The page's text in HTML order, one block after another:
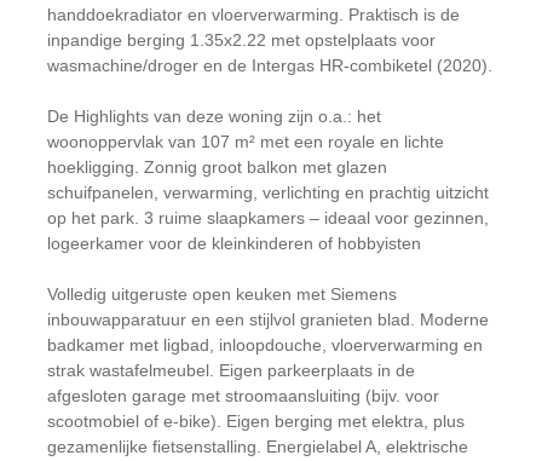
handdoekradiator en vloerverwarming. Praktisch is de
inpandige berging 1.35x2.22 met opstelplaats voor
wasmachine/droger en de Intergas HR-combiketel (2020).
De Highlights van deze woning zijn o.a.: het
woonoppervlak van 107 m² met een royale en lichte
hoekligging. Zonnig groot balkon met glazen
schuifpanelen, verwarming, verlichting en prachtig uitzicht
op het park. 3 ruime slaapkamers – ideaal voor gezinnen,
logeerkamer voor de kleinkinderen of hobbyisten
Volledig uitgeruste open keuken met Siemens
inbouwapparatuur en een stijlvol granieten blad. Moderne
badkamer met ligbad, inloopdouche, vloerverwarming en
strak wastafelmeubel. Eigen parkeerplaats in de
afgesloten garage met stroomaansluiting (bijv. voor
scootmobiel of e-bike). Eigen berging met elektra, plus
gezamenlijke fietsenstalling. Energielabel A, elektrische